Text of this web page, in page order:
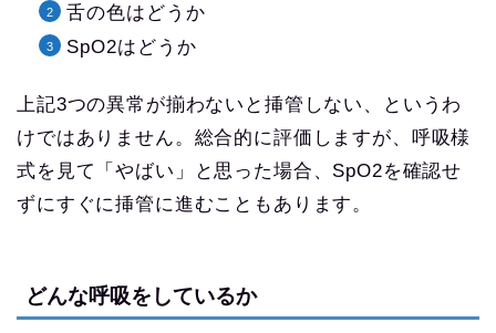
舌の色はどうか
SpO2はどうか
上記3つの異常が揃わないと挿管しない、というわ
けではありません。総合的に評価しますが、呼吸様
式を見て「やばい」と思った場合、SpO2を確認せ
ずにすぐに挿管に進むこともあります。
どんな呼吸をしているか